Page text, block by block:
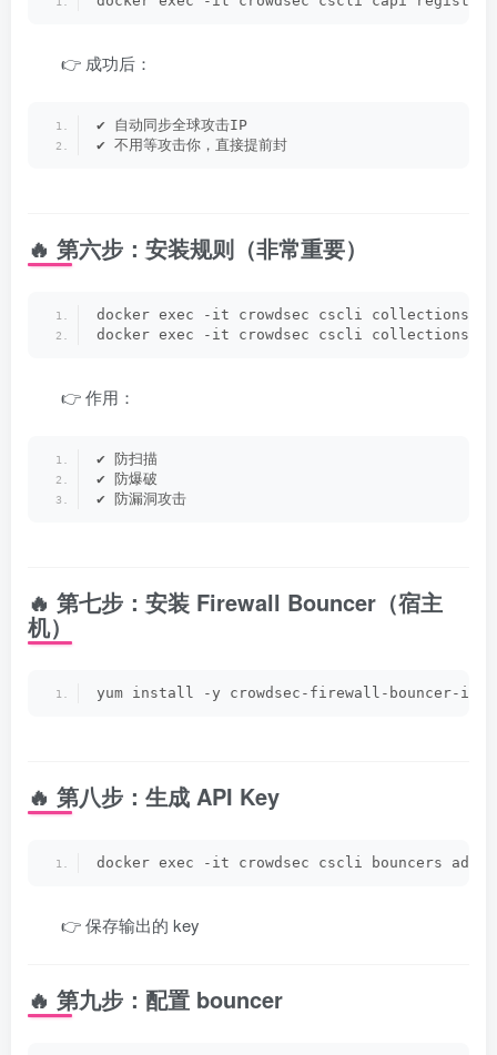
👉 成功后：
✔ 自动同步全球攻击IP
✔ 不用等攻击你，直接提前封
🔥 第六步：安装规则（非常重要）
docker exec -it crowdsec cscli collections
docker exec -it crowdsec cscli collections
👉 作用：
✔ 防扫描
✔ 防爆破
✔ 防漏洞攻击
🔥 第七步：安装 Firewall Bouncer（宿主
机）
yum install -y crowdsec-firewall-bouncer-
🔥 第八步：生成 API Key
docker exec -it crowdsec cscli bouncers add
👉 保存输出的 key
🔥 第九步：配置 bouncer